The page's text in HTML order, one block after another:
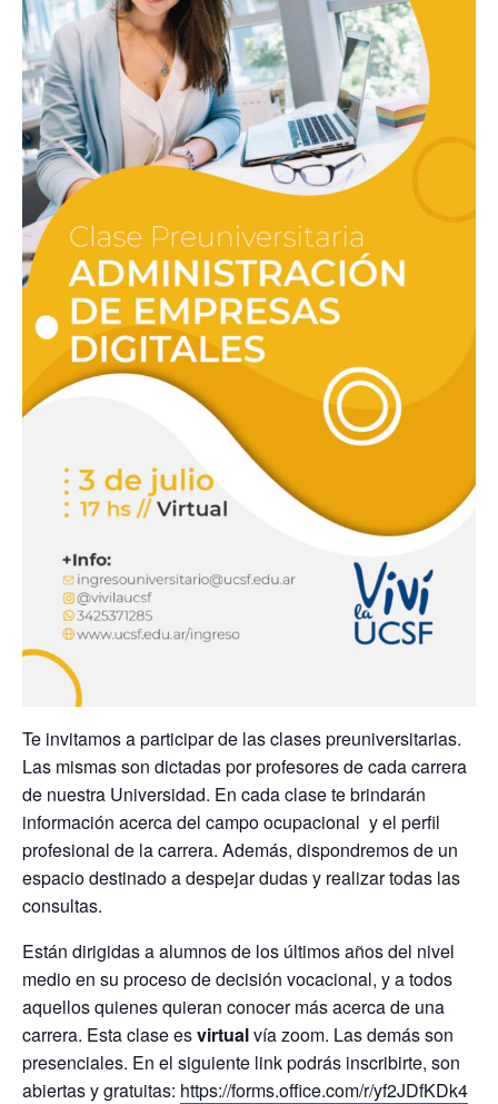
Te invitamos a participar de las clases preuniversitarias.
Las mismas son dictadas por profesores de cada carrera
de nuestra Universidad. En cada clase te brindarán
información acerca del campo ocupacional y el perfil
profesional de la carrera. Además, dispondremos de un
espacio destinado a despejar dudas y realizar todas las
consultas.
Están dirigidas a alumnos de los últimos años del nivel
medio en su proceso de decisión vocacional, y a todos
aquellos quienes quieran conocer más acerca de una
carrera. Esta clase esvirtualvía zoom. Las demás son
presenciales. En el siguiente link podrás inscribirte, son
abiertas y gratuitas: https://forms.office.com/r/yf2JDfKDk4